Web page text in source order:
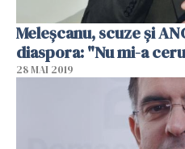
Meleşcanu, scuze şi
diaspora: "Nu mi-a
28 MAI 2019